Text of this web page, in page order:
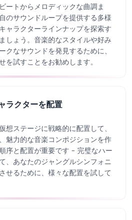
ートからメロディックな曲調ま
のサウンドループを提供する多様
ャラクターラインナップを探索す
しょう。音楽的なスタイルや好み
クなサウンドを発見するために、
を試すことをお勧めします。
ラクターを配置
想ステージに戦略的に配置して、
魅力的な音楽コンポジションを作
序と配置が重要です - 完璧なハー
、あなたのジャングルシンフォニ
せるために、様々な配置を試して